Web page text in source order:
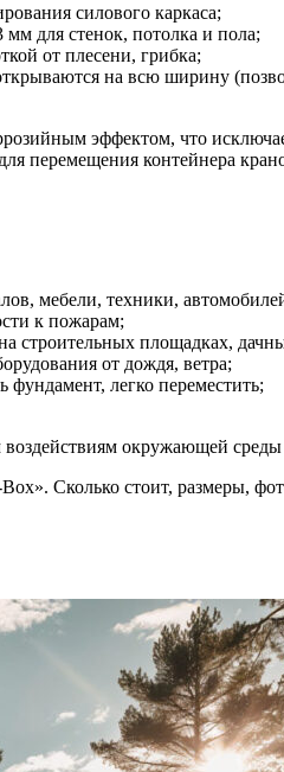
силового каркаса;
для стенок, потолка и пола;
от плесени, грибка;
на всю ширину
эффектом, что
перемещения контейнера
мебели, техники,
к пожарам;
строительных площадках,
от дождя, ветра;
легко переместить;
окружающей
Сколько стоит, размеры,